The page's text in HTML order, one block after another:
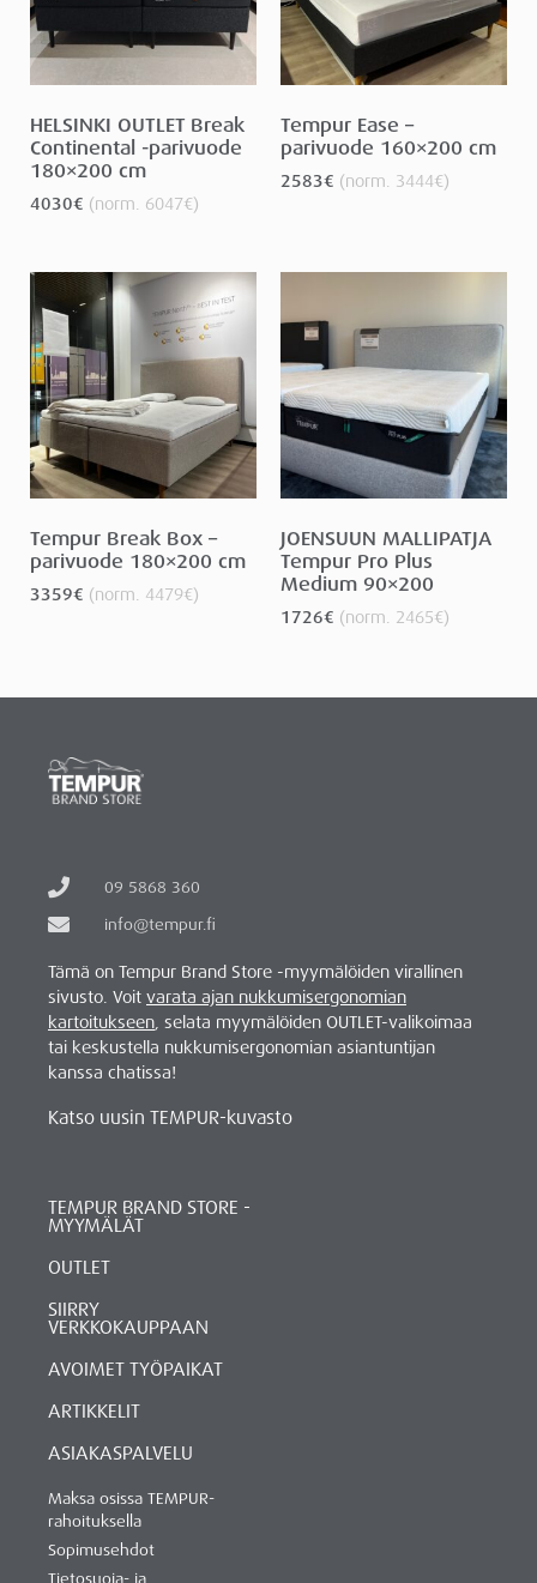
HELSINKI OUTLET Break
Continental -parivuode
180×200 cm
4030€ (norm. 6047€)
Tempur Ease –
parivuode 160×200 cm
2583€ (norm. 3444€)
Tempur Break Box –
parivuode 180×200 cm
3359€ (norm. 4479€)
JOENSUUN MALLIPATJA
Tempur Pro Plus
Medium 90×200
1726€ (norm. 2465€)
09 5868 360
info@tempur.fi
Tämä on Tempur Brand Store -myymälöiden virallinen
sivusto. Voit varata ajan nukkumisergonomian
kartoitukseen , selata myymälöiden OUTLET-valikoimaa
tai keskustella nukkumisergonomian asiantuntijan
kanssa chatissa!
Katso uusin TEMPUR-kuvasto
TEMPUR BRAND STORE -
MYYMÄLÄT
OUTLET
SIIRRY
VERKKOKAUPPAAN
AVOIMET TYÖPAIKAT
ARTIKKELIT
ASIAKASPALVELU
Maksa osissa TEMPUR-
rahoituksella
Sopimusehdot
Tietosuoja- ja